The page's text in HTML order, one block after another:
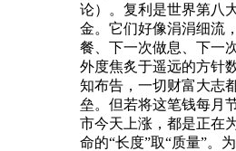
论）。复利是世界第八
金。它们好像涓涓细流
餐、下一次做息、下一
外度焦炙于遥远的方针
知布告，一切财富大志
垒。但若将这笔钱每月
市今天上涨，都是正在
命的“长度”取“质量”。